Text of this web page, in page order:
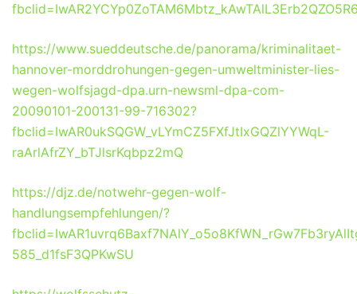
https://www.sueddeutsche.de/panorama/kriminalitaet-
hannover-morddrohungen-gegen-umweltminister-lies-
wegen-wolfsjagd-dpa.urn-newsml-dpa-com-
20090101-200131-99-716302?
fbclid=IwAR0ukSQGW_vLYmCZ5FXfJtIxGQZlYYWqL-
raArlAfrZY_bTJlsrKqbpz2mQ
https://djz.de/notwehr-gegen-wolf-
handlungsempfehlungen/?
585_d1fsF3QPKwSU